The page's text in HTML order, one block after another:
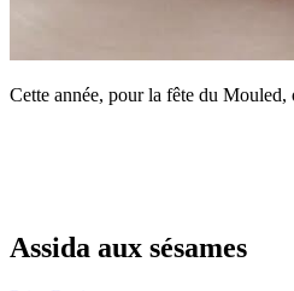
Cette année, pour la fête du Mouled,
Assida aux sésames